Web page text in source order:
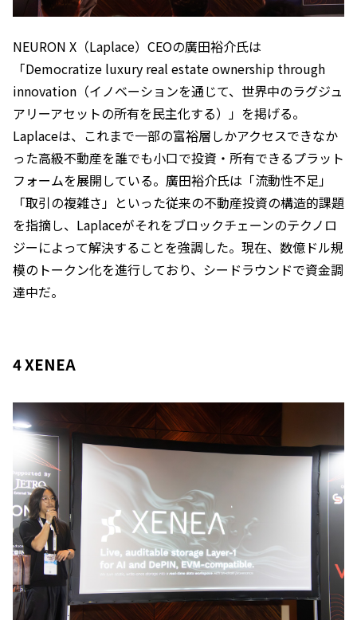
NEURON X（Laplace）CEOの廣田裕介氏は
「Democratize luxury real estate ownership through
innovation（イノベーションを通じて、世界中のラグジュ
アリーアセットの所有を民主化する）」を掲げる。
Laplaceは、これまで一部の富裕層しかアクセスできなか
った高級不動産を誰でも小口で投資・所有できるプラット
フォームを展開している。廣田裕介氏は「流動性不足」
「取引の複雑さ」といった従来の不動産投資の構造的課題
を指摘し、Laplaceがそれをブロックチェーンのテクノロ
ジーによって解決することを強調した。現在、数億ドル規
模のトークン化を進行しており、シードラウンドで資金調
達中だ。
4 XENEA